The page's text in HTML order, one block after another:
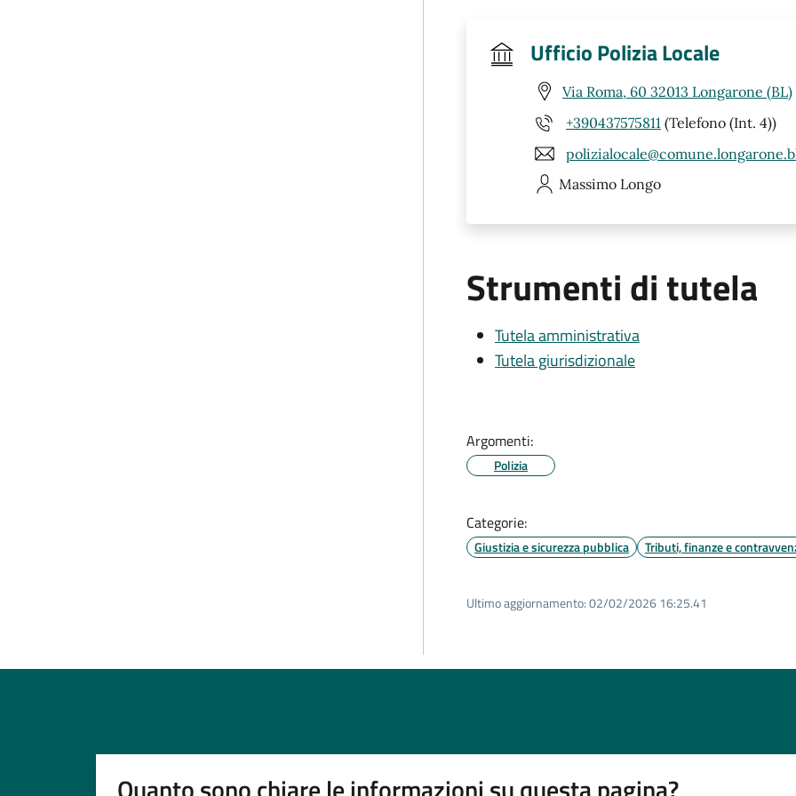
Ufficio Polizia Locale
Via Roma, 60 32013 Longarone (BL)
+390437575811 (Telefono (Int. 4))
Massimo Longo
Strumenti di tutela
Tutela amministrativa
Tutela giurisdizionale
Argomenti:
Polizia
Categorie:
Giustizia e sicurezza pubblica Tributi, finanze e
Ultimo aggiornamento:02/02/2026 16:25.41